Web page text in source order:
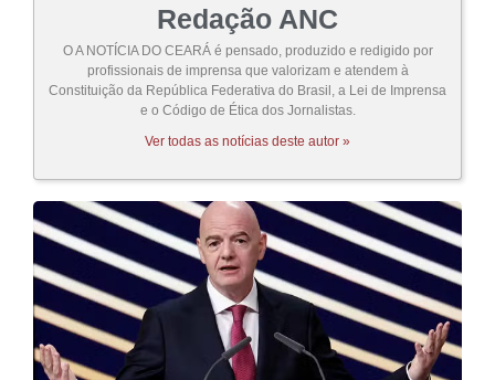
Redação ANC
O A NOTÍCIA DO CEARÁ é pensado, produzido e redigido por
profissionais de imprensa que valorizam e atendem à
Constituição da República Federativa do Brasil, a Lei de Imprensa
e o Código de Ética dos Jornalistas.
Ver todas as notícias deste autor »